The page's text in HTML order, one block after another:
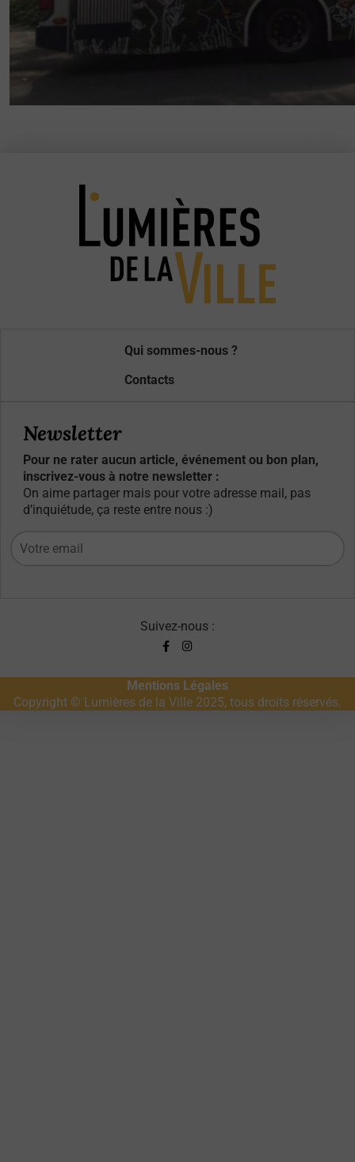
Qui sommes-nous ?
Contacts
Newsletter
Pour ne rater aucun article, événement ou bon plan,
inscrivez-vous à notre newsletter :
On aime partager mais pour votre adresse mail, pas
d’inquiétude, ça reste entre nous :)
Suivez-nous :
Mentions Légales
Copyright © Lumières de la Ville 2025, tous droits réservés.